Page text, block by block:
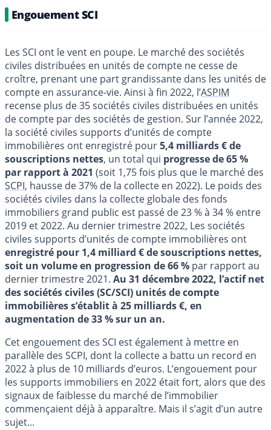
Engouement SCI
Les SCI ont le vent en poupe. Le marché des sociétés
civiles distribuées en unités de compte ne cesse de
croître, prenant une part grandissante dans les unités de
compte en assurance-vie. Ainsi à fin 2022, l’ASPIM
recense plus de 35 sociétés civiles distribuées en unités
de compte par des sociétés de gestion. Sur l’année 2022,
la société civiles supports d’unités de compte
immobilières ont enregistré pour5,4 milliards € de
souscriptions nettes, un total qui progresse de 65 %
par rapport à 2021 (soit 1,75 fois plus que le marché des
SCPI, hausse de 37% de la collecte en 2022). Le poids des
sociétés civiles dans la collecte globale des fonds
immobiliers grand public est passé de 23 % à 34 % entre
2019 et 2022. Au dernier trimestre 2022, Les sociétés
civiles supports d’unités de compte immobilières ont
enregistré pour 1,4 milliard € de souscriptions nettes,
soit un volume en progression de 66 % par rapport au
dernier trimestre 2021. Au 31 décembre 2022, l’actif net
des sociétés civiles (SC/SCI) unités de compte
immobilières s’établit à 25 milliards €, en
augmentation de 33 % sur un an.
Cet engouement des SCI est également à mettre en
parallèle des SCPI, dont la collecte a battu un record en
2022 à plus de 10 milliards d’euros. L’engouement pour
les supports immobiliers en 2022 était fort, alors que des
signaux de faiblesse du marché de l’immobilier
commençaient déjà à apparaître. Mais il s’agit d’un autre
sujet...